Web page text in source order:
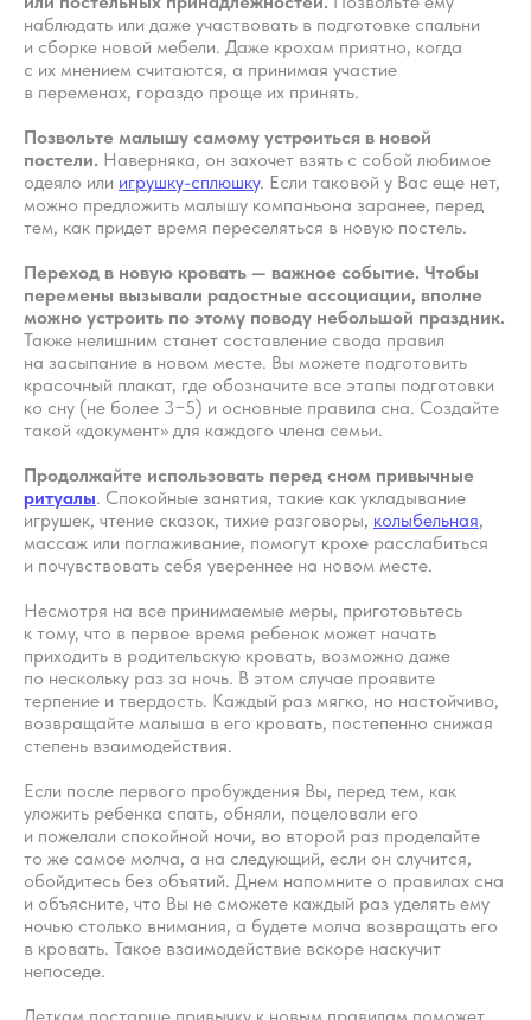
наблюдать или даже участвовать в подготовке спальни
и сборке новой мебели. Даже крохам приятно, когда
с их мнением считаются, а принимая участие
в переменах, гораздо проще их принять.
Позвольте малышу самому устроиться в новой
постели. Наверняка, он захочет взять с собой любимое
одеяло или игрушку-сплюшку. Если таковой у Вас еще нет,
можно предложить малышу компаньона заранее, перед
тем, как придет время переселяться в новую постель.
Переход в новую кровать — важное событие. Чтобы
перемены вызывали радостные ассоциации, вполне
можно устроить по этому поводу небольшой праздник.
Также нелишним станет составление свода правил
на засыпание в новом месте. Вы можете подготовить
красочный плакат, где обозначите все этапы подготовки
ко сну (не более 3−5) и основные правила сна. Создайте
такой «документ» для каждого члена семьи.
Продолжайте использовать перед сном привычные
ритуалы. Спокойные занятия, такие как укладывание
игрушек, чтение сказок, тихие разговоры, колыбельная,
массаж или поглаживание, помогут крохе расслабиться
и почувствовать себя увереннее на новом месте.
Несмотря на все принимаемые меры, приготовьтесь
к тому, что в первое время ребенок может начать
приходить в родительскую кровать, возможно даже
по нескольку раз за ночь. В этом случае проявите
терпение и твердость. Каждый раз мягко, но настойчиво,
возвращайте малыша в его кровать, постепенно снижая
степень взаимодействия.
Если после первого пробуждения Вы, перед тем, как
уложить ребенка спать, обняли, поцеловали его
и пожелали спокойной ночи, во второй раз проделайте
то же самое молча, а на следующий, если он случится,
обойдитесь без объятий. Днем напомните о правилах сна
и объясните, что Вы не сможете каждый раз уделять ему
ночью столько внимания, а будете молча возвращать его
в кровать. Такое взаимодействие вскоре наскучит
непоседе.
ИП Снеговская
Пн-пт: с 10:00 до
20:00
+7 (903) 011-73-03
sos@o-sne.online
Там, где картинки
КОНТАКТЫ
Все права на материалы портала o-sne.online
защищены законом об интеллектуальной
собственности. Использование материалов
портала o-sne.online возможно только
с письменного разрешения автора
и с обязательным указанием гиперссылки
Материалы, представленные на этом сайте, носят
исключительно информационно-образовательный
характер и не применимы к детям, имеющим
проблемы с развитием или здоровьем. А также
не могут рассматриваться как медицинские
рекомендации по диагностике и лечению. Все
публикации, видео, советы и консультации
заменить назначений врача и применимы к детям,
признанным наблюдающими их врачами
здоровыми.
Портал o-sne.online не несёт ответственности
за неверное толкование, ошибочное или
некорректное использование советов и/или
материалов, представленных на сайте или данных
в процессе консультаций. Если состояние здоровья
наблюдаются проблемы сна, являющиеся
симптомом какого-либо заболевания,
незамедлительно обратитесь к врачу!
© 2015—2026 О СНЕ. ОНЛАЙН —
информационный портал о детском
и семейном сне